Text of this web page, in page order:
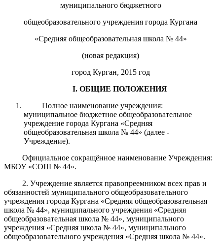
муниципального бюджетного
общеобразовательного учреждения города Кургана
«Средняя общеобразовательная школа № 44»
(новая редакция)
город Курган, 2015 год
I. ОБЩИЕ ПОЛОЖЕНИЯ
Полное наименование учреждения:
муниципальное бюджетное общеобразовательное
учреждение города Кургана «Средняя
общеобразовательная школа № 44» (далее -
Учреждение).
Официальное сокращённое наименование Учреждения:
МБОУ «СОШ № 44».
2. Учреждение является правопреемником всех прав и
обязанностей муниципального общеобразовательного
учреждения города Кургана «Средняя общеобразовательная
школа № 44», муниципального учреждения «Средняя
общеобразовательная школа № 44», муниципального
учреждения «Средняя школа № 44», муниципального
общеобразовательного учреждения «Средняя школа № 44».